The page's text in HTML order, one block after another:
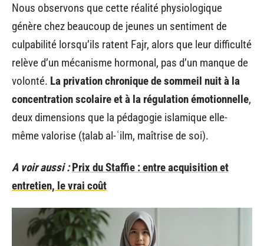
Nous observons que cette réalité physiologique
génère chez beaucoup de jeunes un sentiment de
culpabilité lorsqu’ils ratent Fajr, alors que leur difficulté
relève d’un mécanisme hormonal, pas d’un manque de
volonté. La privation chronique de sommeil nuit à la
concentration scolaire et à la régulation émotionnelle,
deux dimensions que la pédagogie islamique elle-
même valorise (ṭalab al-ʿilm, maîtrise de soi).
A voir aussi : Prix du Staffie : entre acquisition et
entretien, le vrai coût